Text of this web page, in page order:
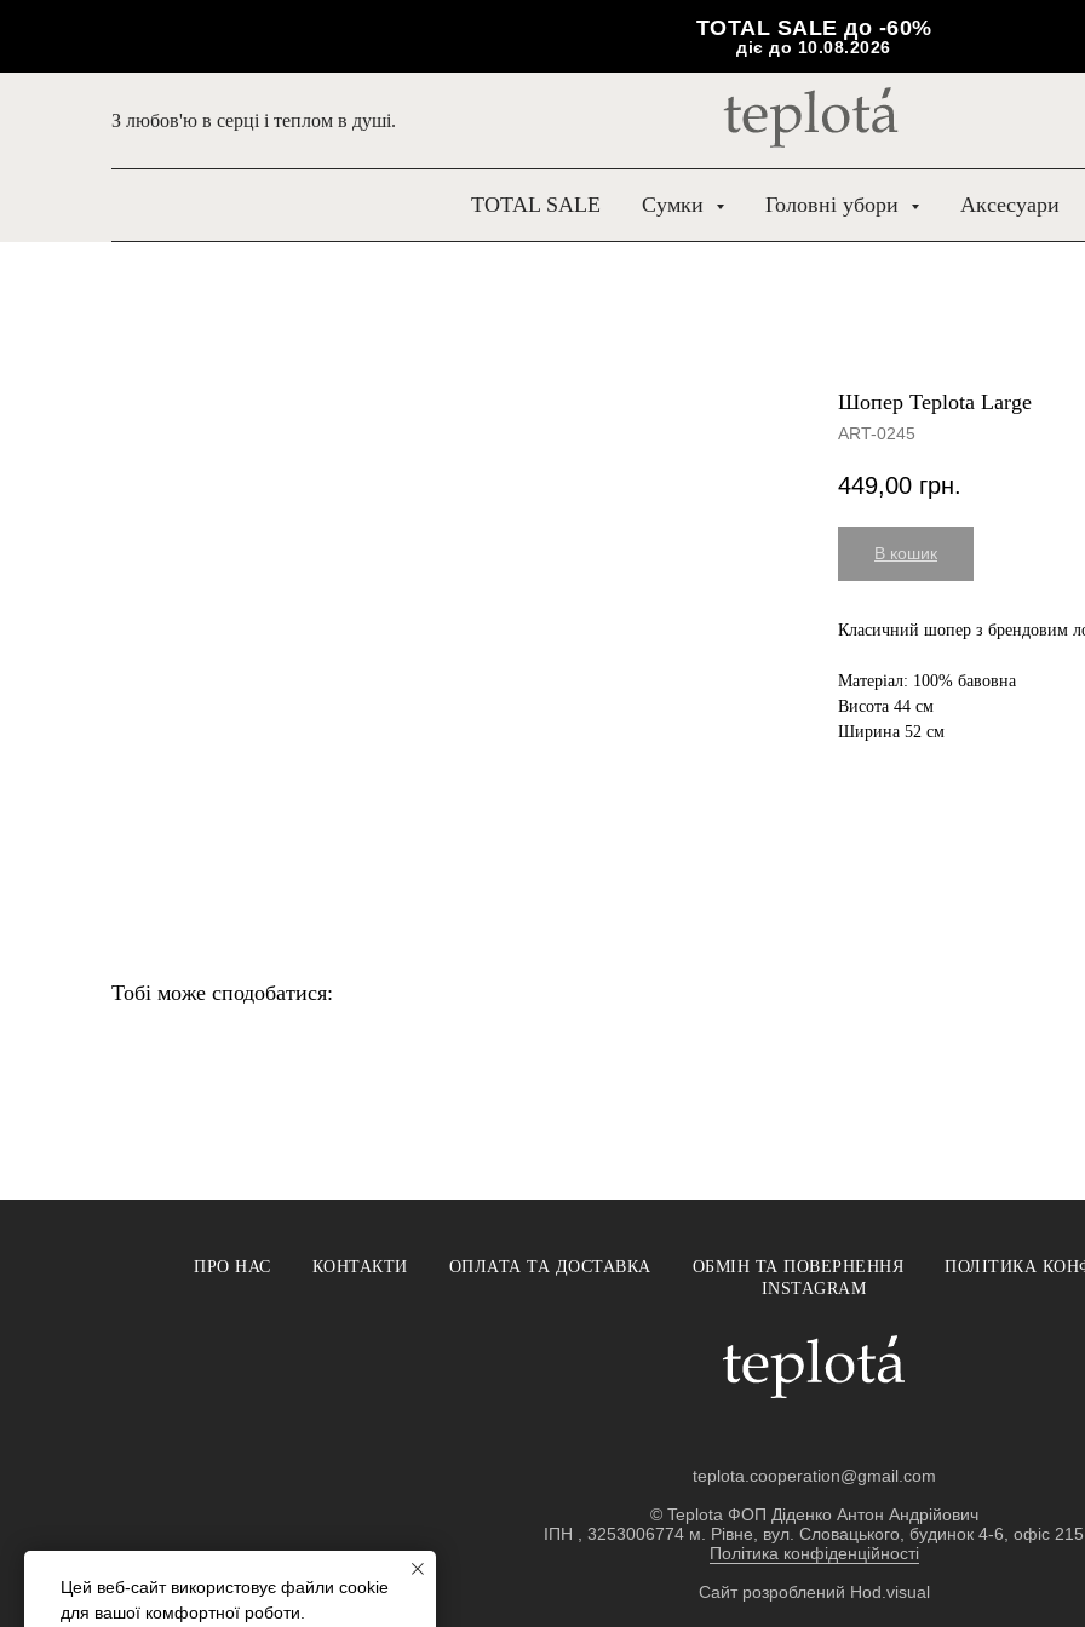
TOTAL SALE до -60%
діє до 10.08.2026
З любов'ю в серці і теплом в душі.
TOTAL SALE Сумки Головні убори Аксесуари
Шопер Teplota Large
ART-0245
449,00 грн.
В кошик
Класичний шопер з брендовим
Матеріал: 100% бавовна
Висота 44 см
Ширина 52 см
Тобі може сподобатися:
ПРО НАС КОНТАКТИ ОПЛАТА ТА ДОСТАВКА ОБМІН ТА ПОВЕРНЕННЯ ПОЛІТИКА
INSTAGRAM
teplota.cooperation@gmail.com
© Teplota ФОП Діденко Антон Андрійович
ІПН , 3253006774 м. Рівне, вул. Словацького, будинок 4-6, офіс 215
Політика конфіденційності
Сайт розроблений Hod.visual
Цей веб-сайт використовує файли cookie
для вашої комфортної роботи.